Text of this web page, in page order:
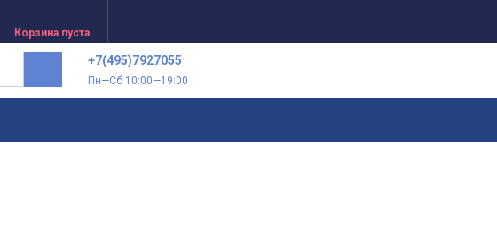
Корзина пуста
+7(495)7927055
Пн—Сб 10:00—19:00